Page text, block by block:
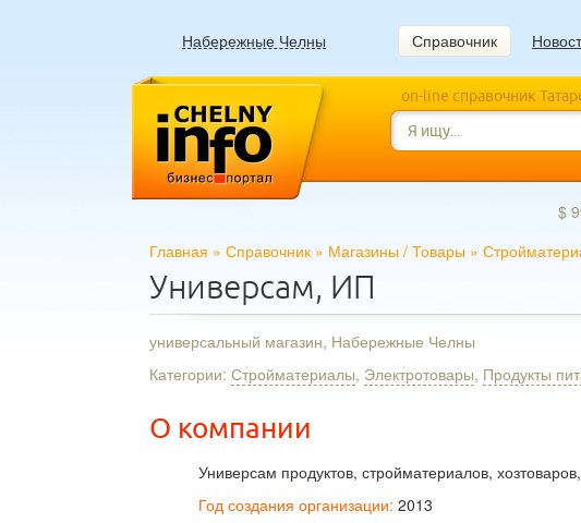
Набережные Челны Справочник
on-line справочник
$
Главная » Справочник » Магазины / Товары »
Универсам, ИП
универсальный магазин, Набережные Челны
Категории: Стройматериалы, Электротовары, Продукты
О компании
Универсам продуктов, стройматериалов,
Год создания организации: 2013